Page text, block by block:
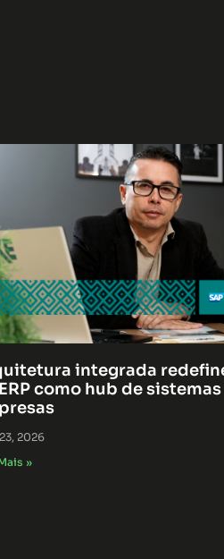
integrada
como hub de
2026
»